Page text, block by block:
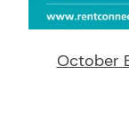
October